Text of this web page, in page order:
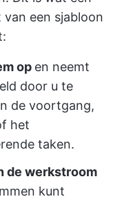
een sjabloon
op en neemt
door u te
de voortgang,
het
taken.
de werkstroom
kunt